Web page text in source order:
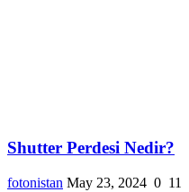
Shutter Perdesi Nedir?
fotonistan May 23, 2024 0 11